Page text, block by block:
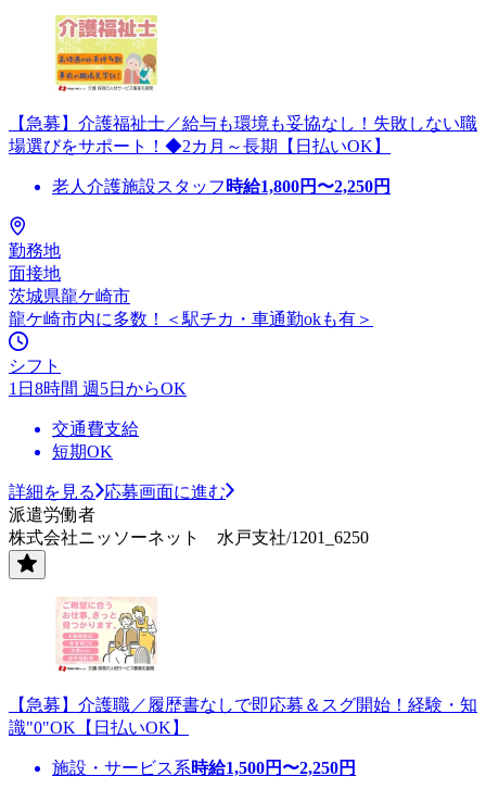
【急募】介護福祉士／給与も環境も妥協なし！失敗しない職
場選びをサポート！◆2カ月～長期【日払いOK】
老人介護施設スタッフ 時給1,800円〜2,250円
勤務地
面接地
茨城県龍ケ崎市
龍ケ崎市内に多数！＜駅チカ・車通勤okも有＞
シフト
1日8時間 週5日からOK
交通費支給
短期OK
詳細を見る
応募画面に進む
派遣労働者
株式会社ニッソーネット 水戸支社/1201_6250
【急募】介護職／履歴書なしで即応募＆スグ開始！経験・知
識"0"OK【日払いOK】
施設・サービス系時給1,500円〜2,250円